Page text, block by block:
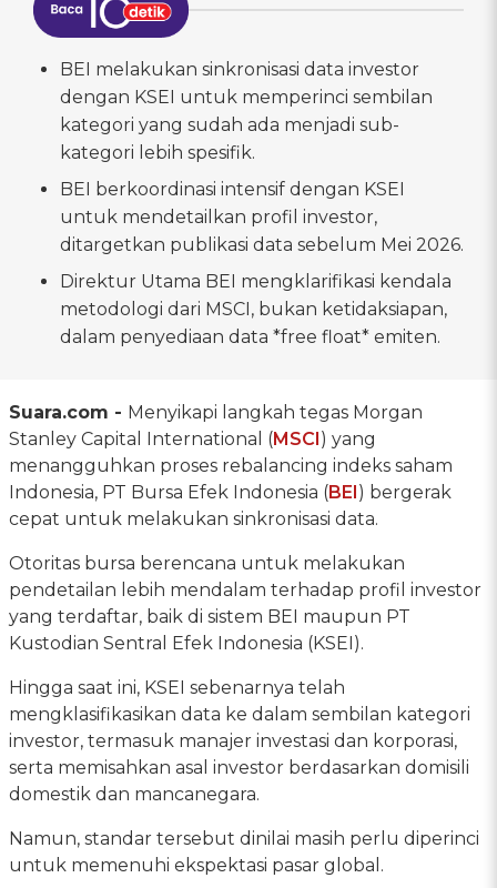
BEI melakukan sinkronisasi data investor
dengan KSEI untuk memperinci sembilan
kategori yang sudah ada menjadi sub-
kategori lebih spesifik.
BEI berkoordinasi intensif dengan KSEI
untuk mendetailkan profil investor,
ditargetkan publikasi data sebelum Mei 2026.
Direktur Utama BEI mengklarifikasi kendala
metodologi dari MSCI, bukan ketidaksiapan,
dalam penyediaan data *free float* emiten.
Suara.com - Menyikapi langkah tegas Morgan
Stanley Capital International (MSCI) yang
menangguhkan proses rebalancing indeks saham
Indonesia, PT Bursa Efek Indonesia (BEI) bergerak
cepat untuk melakukan sinkronisasi data.
Otoritas bursa berencana untuk melakukan
pendetailan lebih mendalam terhadap profil investor
yang terdaftar, baik di sistem BEI maupun PT
Kustodian Sentral Efek Indonesia (KSEI).
Hingga saat ini, KSEI sebenarnya telah
mengklasifikasikan data ke dalam sembilan kategori
investor, termasuk manajer investasi dan korporasi,
serta memisahkan asal investor berdasarkan domisili
domestik dan mancanegara.
Namun, standar tersebut dinilai masih perlu diperinci
untuk memenuhi ekspektasi pasar global.